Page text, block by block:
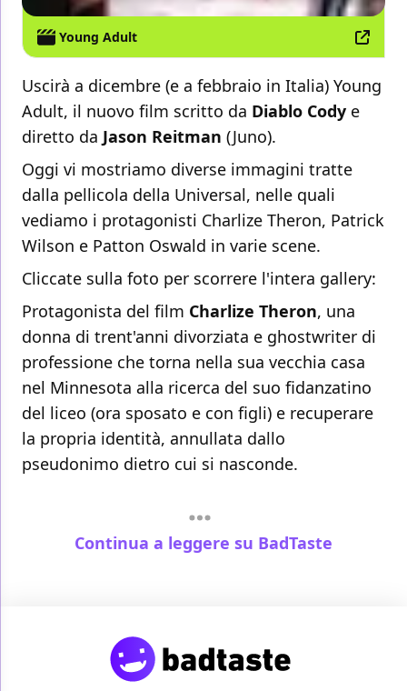
Young Adult
Uscirà a dicembre (e a febbraio in Italia) Young
Adult, il nuovo film scritto da Diablo Cody e
diretto da Jason Reitman (Juno).
Oggi vi mostriamo diverse immagini tratte
dalla pellicola della Universal, nelle quali
vediamo i protagonisti Charlize Theron, Patrick
Wilson e Patton Oswald in varie scene.
Cliccate sulla foto per scorrere l'intera gallery:
Protagonista del film Charlize Theron, una
donna di trent'anni divorziata e ghostwriter di
professione che torna nella sua vecchia casa
nel Minnesota alla ricerca del suo fidanzatino
del liceo (ora sposato e con figli) e recuperare
la propria identità, annullata dallo
pseudonimo dietro cui si nasconde.
Continua a leggere su BadTaste